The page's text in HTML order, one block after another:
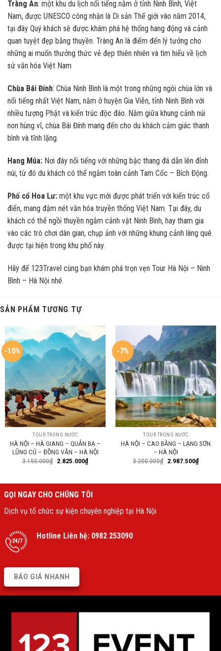
Tràng An: một khu du lịch nổi tiếng nằm ở tỉnh Ninh Bình, Việt
Nam, được UNESCO công nhận là Di sản Thế giới vào năm 2014,
tại đây Quý khách sẽ được khám phá hệ thống hang động và cảnh
quan tuyệt đẹp bằng thuyền. Tràng An là điểm đến lý tưởng cho
những ai muốn thưởng thức vẻ đẹp thiên nhiên và tìm hiểu về lịch
sử văn hóa Việt Nam
Chùa Bái Đính: Chùa Ninh Bình là một trong những ngôi chùa lớn và
nổi tiếng nhất Việt Nam, nằm ở huyện Gia Viễn, tỉnh Ninh Bình với
nhiều tượng Phật và kiến trúc độc đáo. Nằm giữa khung cảnh núi
non hùng vĩ, chùa Bái Đính mang đến cho du khách cảm giác thanh
bình và tĩnh lặng.
Hang Múa: Nơi đây nổi tiếng với những bậc thang đá dẫn lên đỉnh
núi, từ đó du khách có thể ngắm toàn cảnh Tam Cốc – Bích Động.
Phố cổ Hoa Lư: một khu vực mới được phát triển với kiến trúc cổ
điển, mang đậm nét văn hóa truyền thống Việt Nam. Tại đây, du
khách có thể ngồi thuyền ngắm cảnh vật Ninh Bình, hay tham gia
vào các trò chơi dân gian, chụp ảnh với những khung cảnh làng quê
được tại hiện trong khu phố này.
Hãy để 123Travel cùng bạn khám phá trọn vẹn Tour Hà Nội – Ninh
Bình – Hà Nội nhé.
SẢN PHẨM TƯƠNG TỰ
-10%
TOUR TRONG NƯỚC
HÀ NỘI – HÀ GIANG – QUẢN BẠ –
LŨNG CÚ – ĐỒNG VĂN – HÀ NỘI
3.150.000₫ 2.825.000₫
-7%
TOUR TRONG NƯỚC
HÀ NỘI – CAO BẰNG – LẠNG SƠN
– HÀ NỘI
3.200.000₫ 2.987.500₫
GỌI NGAY CHO CHÚNG TÔI
Dịch vụ tổ chức sự kiện chuyên nghiệp tại Hà Nội
Hotline Liên hệ: 0982 253090
BÁO GIÁ NHANH